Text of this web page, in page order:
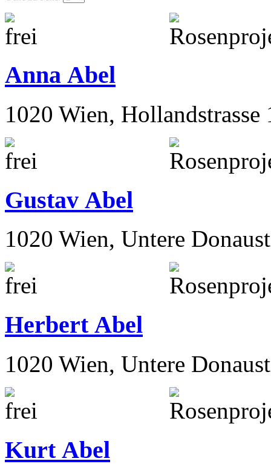
Anna Abel
1020 Wien, Hollandstrasse
Gustav Abel
1020 Wien, Untere
Herbert Abel
1020 Wien, Untere
Kurt Abel